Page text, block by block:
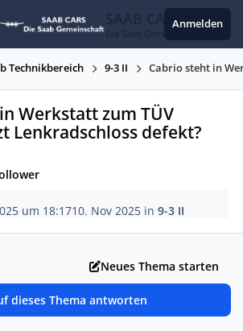
SAAB CARS
Die Saab Gemeinschaft
Anmelden
Technikbereich 9-3 II Cabrio steht in
Werkstatt zum TÜV
Lenkradschloss defekt?
um 18:1710. Nov 2025 in9-3 II
Neues Thema starten
dieses Thema antworten